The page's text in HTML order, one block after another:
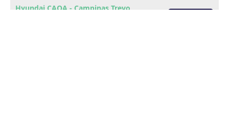
Hyundai CAOA - Campinas Trevo